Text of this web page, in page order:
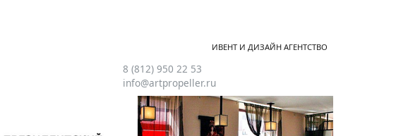
ИВЕНТ И ДИЗАЙН АГЕНТСТВО
8 (812) 950 22 53
info@artpropeller.ru